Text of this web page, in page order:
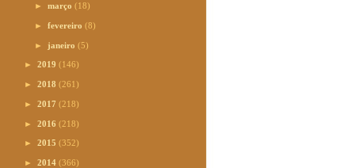
►março(18)
►fevereiro(8)
► janeiro(5)
► 2019 (146)
► 2018 (261)
► 2017 (218)
► 2016 (218)
► 2015 (352)
► 2014 (366)